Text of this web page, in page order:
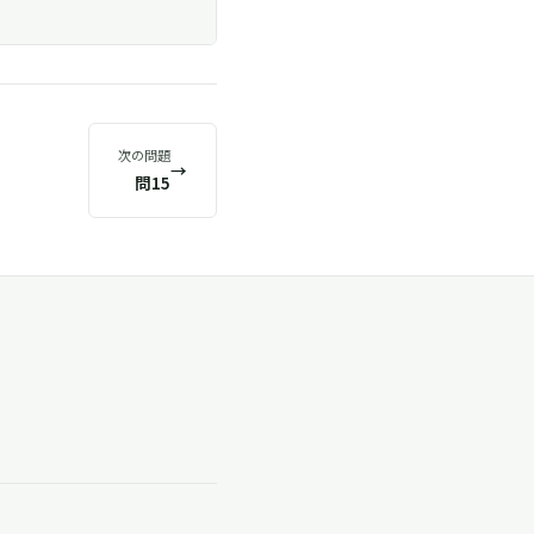
次の問題
問15
→